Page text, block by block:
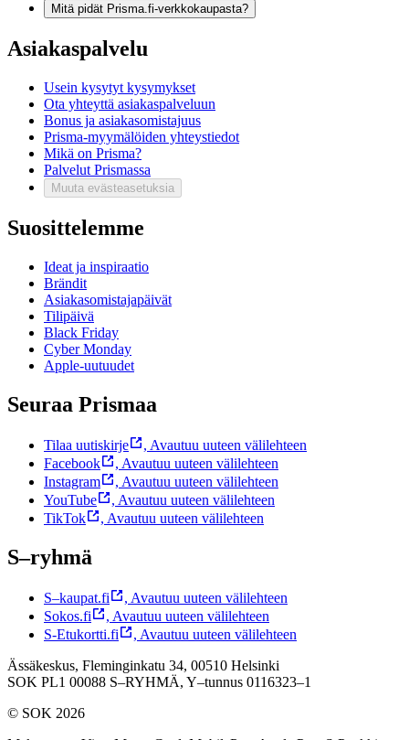
Mitä pidät Prisma.fi-verkkokaupasta?
Asiakaspalvelu
Usein kysytyt kysymykset
Ota yhteyttä asiakaspalveluun
Bonus ja asiakasomistajuus
Prisma-myymälöiden yhteystiedot
Mikä on Prisma?
Palvelut Prismassa
Muuta evästeasetuksia
Suosittelemme
Ideat ja inspiraatio
Brändit
Asiakasomistajapäivät
Tilipäivä
Black Friday
Cyber Monday
Apple-uutuudet
Seuraa Prismaa
Tilaa uutiskirje , Avautuu uuteen välilehteen
Facebook
, Avautuu uuteen välilehteen
Instagram
, Avautuu uuteen välilehteen
YouTube
, Avautuu uuteen välilehteen
TikTok
, Avautuu uuteen välilehteen
S–ryhmä
S–kaupat.fi , Avautuu uuteen välilehteen
Sokos.fi
, Avautuu uuteen välilehteen
S-Etukortti.fi
, Avautuu uuteen välilehteen
Ässäkeskus, Fleminginkatu 34, 00510 Helsinki
SOK PL1 00088 S–RYHMÄ, Y–tunnus 0116323–1
© SOK 2026